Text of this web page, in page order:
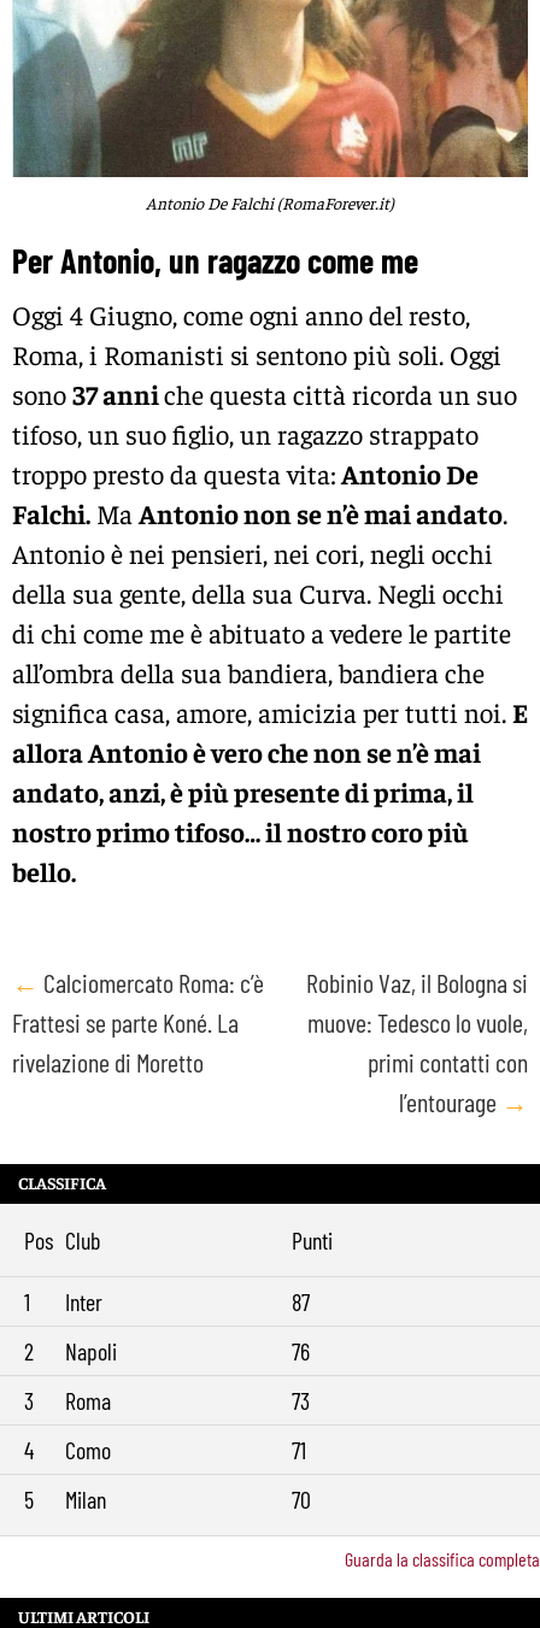
Antonio De Falchi (RomaForever.it)
Per Antonio, un ragazzo come me
Oggi 4 Giugno, come ogni anno del resto,
Roma, i Romanisti si sentono più soli. Oggi
sono37 anniche questa città ricorda un suo
tifoso, un suo figlio, un ragazzo strappato
troppo presto da questa vita:Antonio De
Falchi. Ma Antonio non se n’è mai andato.
Antonio è nei pensieri, nei cori, negli occhi
della sua gente, della sua Curva. Negli occhi
di chi come me è abituato a vedere le partite
all’ombra della sua bandiera, bandiera che
significa casa, amore, amicizia per tutti noi.E
allora Antonio è vero che non se n’è mai
andato, anzi, è più presente di prima, il
nostro primo tifoso… il nostro coro più
bello.
Post
navigation
← Calciomercato Roma: c’è
Frattesi se parte Koné. La
rivelazione di Moretto
Robinio Vaz, il Bologna si
muove: Tedesco lo vuole,
primi contatti con
l’entourage →
CLASSIFICA
Pos Club Punti
1 Inter
87
2
Napoli
76
3
Roma
73
4
Como
71
5
Milan 70
Guarda la classifica completa
ULTIMI ARTICOLI